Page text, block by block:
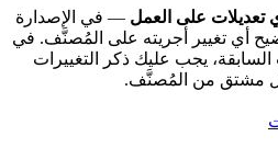
تعديلات على العمل — في الإصدارة
أي تغيير أجريته على المُصنَّف. في
السابقة، يجب عليك ذكر التغييرات
مشتق من المُصنَّف.